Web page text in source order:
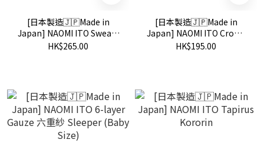
[日本製造🇯🇵Made in
Japan] NAOMI ITO Sweat-
removing pillow ibuki 田園
HK$265.00
[日本製造🇯🇵Made in
Japan] NAOMI ITO Crown
Pillow 皇冠嬰兒枕
HK$195.00